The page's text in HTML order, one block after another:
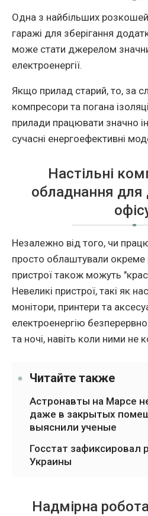
Одна з найбільших
гаражі для зберігання
може стати джерелом
електроенергії.
Якщо прилад старий, то, за
компресори та погана
прилади працювати значно
сучасні енергоефективні
Настільні
обладнання
Незалежно від того, чи
просто облаштували окреме
пристрої також можуть
Невеликі пристрої, такі як
монітори, принтери та
електроенергію
та ночі, навіть коли ними не
Читайте также
Астронавты на Марсе
даже в закрытых
выяснили ученые
Госстат зафиксировал
Украины
Надмірна